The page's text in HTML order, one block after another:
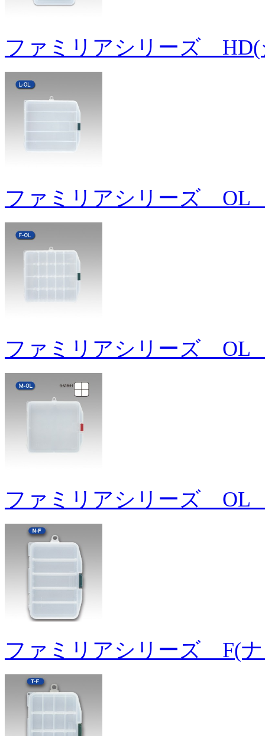
ファミリアシリーズ HD(
ファミリアシリーズ OL
ファミリアシリーズ OL
ファミリアシリーズ OL
ファミリアシリーズ F(